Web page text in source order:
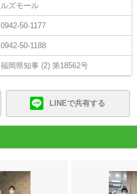
ルズモール
0942-50-1177
0942-50-1188
福岡県知事 (2) 第18562号
LINEで共有する